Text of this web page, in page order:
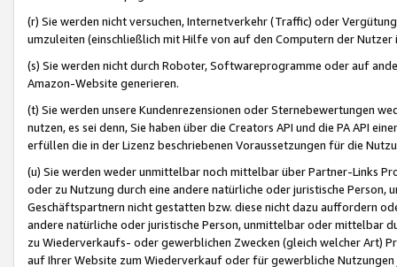
(r) Sie werden nicht versuchen, Internetverkehr (Traffic) oder
umzuleiten (einschließlich mit Hilfe von auf den Computern der
(s) Sie werden nicht durch Roboter, Softwareprogramme oder auf
Amazon-Website generieren.
(t) Sie werden unsere Kundenrezensionen oder Sternebewertungen
nutzen, es sei denn, Sie haben über die Creators API und die PA API
erfüllen die in der Lizenz beschriebenen Voraussetzungen für die
(u) Sie werden weder unmittelbar noch mittelbar über Partner-Links
oder zu Nutzung durch eine andere natürliche oder juristische
Geschäftspartnern nicht gestatten bzw. diese nicht dazu auffordern
andere natürliche oder juristische Person, unmittelbar oder mittelbar
zu Wiederverkaufs- oder gewerblichen Zwecken (gleich welcher Art)
auf Ihrer Website zum Wiederverkauf oder für gewerbliche